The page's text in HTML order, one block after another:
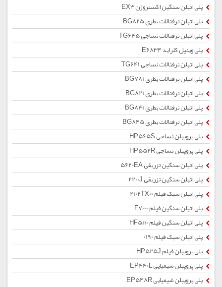
پلی اتیلن سنگین اکستروژن EX3
پلی اتیلن ترفتالات بطری BG825
پلی اتیلن ترفتالات نساجی TG645
پلی وینیل کلراید E6834
پلی اتیلن ترفتالات نساجی TG641
پلی اتیلن ترفتالات بطری BG781
پلی اتیلن ترفتالات بطری BG821
پلی اتیلن ترفتالات بطری BG841
پلی اتیلن ترفتالات بطری BG845
پلی پروپیلن نساجی HP565S
پلی پروپیلن نساجی HP552R
پلی اتیلن سنگین تزریقی 5620EA
پلی اتیلن سنگین تزریقی 2200J
پلی اتیلن سبک فیلم 2102TX00
پلی اتیلن سنگین فیلم F7000
پلی اتیلن سنگین فیلم HF5110
پلی اتیلن سبک فیلم 0190
پلی پروپیلن فیلم HP525J
پلی پروپیلن شیمیایی EP440L
پلی پروپیلن شیمیایی EP548R